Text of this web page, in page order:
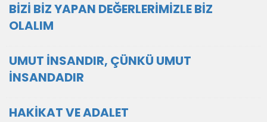
BİZİ BİZ YAPAN DEĞERLERİMİZLE BİZ
OLALIM
UMUT İNSANDIR, ÇÜNKÜ UMUT
İNSANDADIR
HAKİKAT VE ADALET